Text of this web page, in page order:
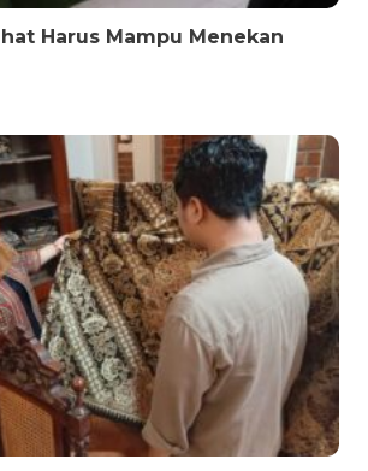
Harus Mampu Menekan